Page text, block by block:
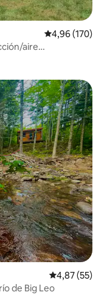
Calificación
4,96 (170)
aire
Calificación
4,87 (55)
de Big Leo